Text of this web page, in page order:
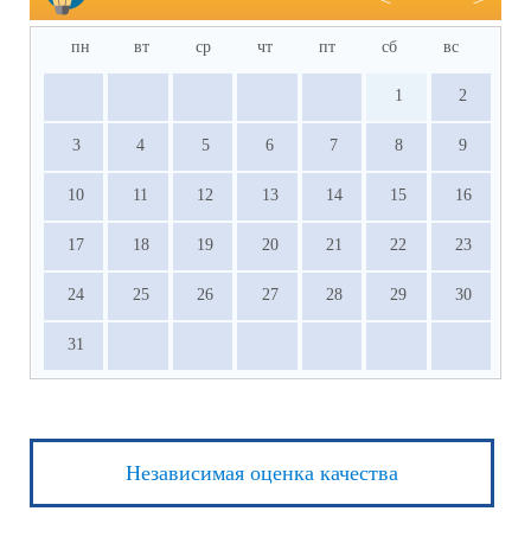
пн вт ср чт пт сб вс
1 2
3 4 5 6 7 8 9
10 11 12 13 14 15 16
17 18 19 20 21 22 23
24 25 26 27 28 29 30
31
Независимая оценка качества